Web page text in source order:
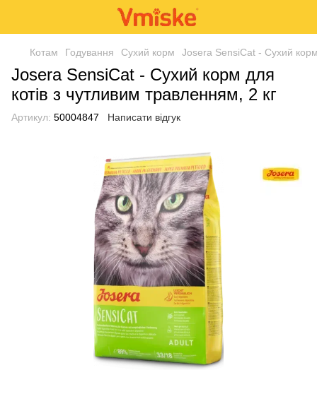
Котам Годування Сухий корм Josera SensiCat - Сухий
Josera SensiCat - Сухий корм для
котів з чутливим травленням, 2 кг
Артикул: 50004847 Написати відгук